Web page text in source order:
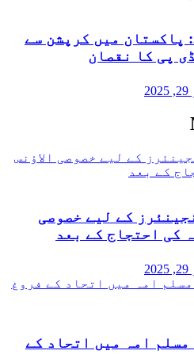
پاکستان میں کرپشن سے
کے لیے خصوصی
کی احتجاج کے بعد
امہ میں اتحاد کے